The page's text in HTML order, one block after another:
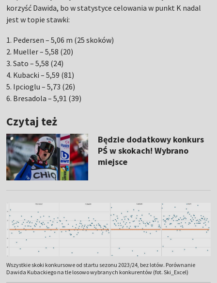
korzyść Dawida, bo w statystyce celowania w punkt K nadal
jest w topie stawki:
1. Pedersen – 5,06 m (25 skoków)
2. Mueller – 5,58 (20)
3. Sato – 5,58 (24)
4. Kubacki – 5,59 (81)
5. Ipcioglu – 5,73 (26)
6. Bresadola – 5,91 (39)
Czytaj też
Będzie dodatkowy konkurs
PŚ w skokach! Wybrano
miejsce
Wszystkie skoki konkursowe od startu sezonu 2023/24, bez lotów. Porównanie
Dawida Kubackiego na tle losowo wybranych konkurentów (fot. Ski_Excel)